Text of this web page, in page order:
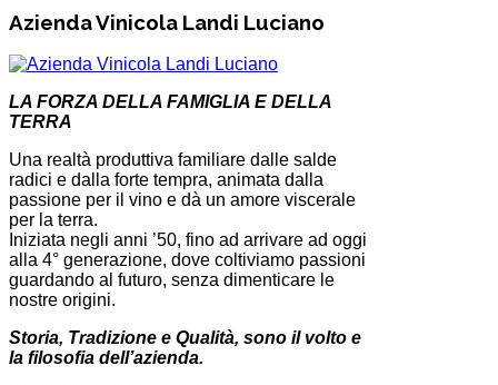
Azienda Vinicola Landi Luciano
LA FORZA DELLA FAMIGLIA E DELLA
TERRA
Una realtà produttiva familiare dalle salde
radici e dalla forte tempra, animata dalla
passione per il vino e dà un amore viscerale
per la terra.
Iniziata negli anni ’50, fino ad arrivare ad oggi
alla 4° generazione, dove coltiviamo passioni
guardando al futuro, senza dimenticare le
nostre origini.
Storia, Tradizione e Qualità, sono il volto e
la filosofia dell’azienda.